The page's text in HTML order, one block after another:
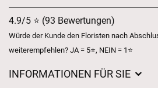
4.9/5 ⭐ (93 Bewertungen)
Würde der Kunde den Floristen nach
weiterempfehlen? JA = 5⭐, NEIN = 1⭐
INFORMATIONEN FÜR SIE